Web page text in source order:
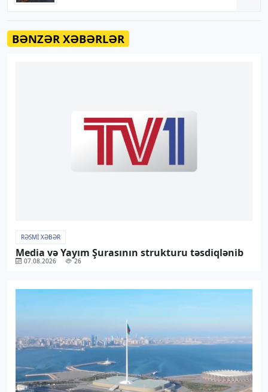
BƏNZƏR XƏBƏRLƏR
RƏSMI XƏBƏR
Media və Yayım Şurasının strukturu təsdiqlənib
07.08.2026 26